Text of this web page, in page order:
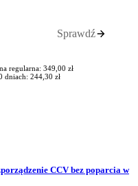
Sprawdź
regularna: 349,00 zł
dniach: 244,30 zł
CCV bez poparcia w